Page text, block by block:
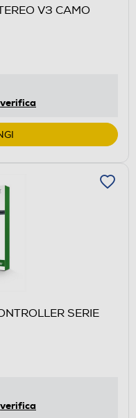
V3 CAMO
verifica
SERIE
verifica